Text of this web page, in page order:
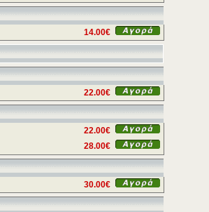
14.00€
22.00€
22.00€
28.00€
30.00€